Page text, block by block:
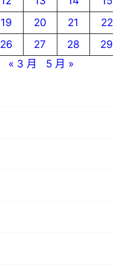
19 20 21 22
26 27 28 29
« 3 月
5 月 »